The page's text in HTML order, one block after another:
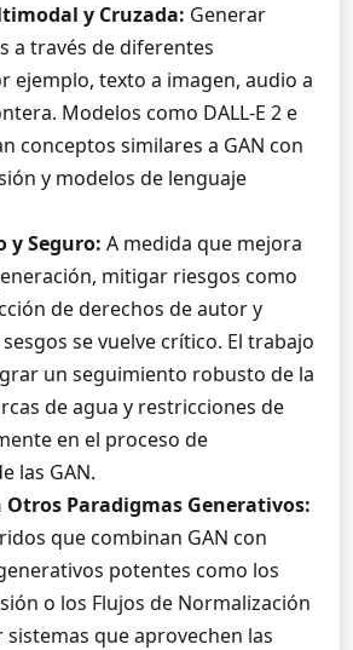
y Cruzada: Generar
a través de diferentes
ejemplo, texto a imagen, audio a
Modelos como DALL-E 2 e
conceptos similares a GAN con
y modelos de lenguaje
y Seguro: A medida que mejora
mitigar riesgos como
de derechos de autor y
se vuelve crítico. El trabajo
un seguimiento robusto de la
de agua y restricciones de
en el proceso de
las GAN.
Paradigmas Generativos:
que combinan GAN con
potentes como los
o los Flujos de Normalización
que aprovechen las